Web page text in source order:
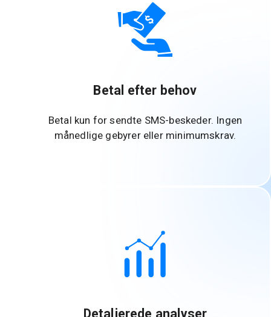
Betal efter behov
Betal kun for sendte SMS-beskeder. Ingen
månedlige gebyrer eller minimumskrav.
Detaljerede analyser